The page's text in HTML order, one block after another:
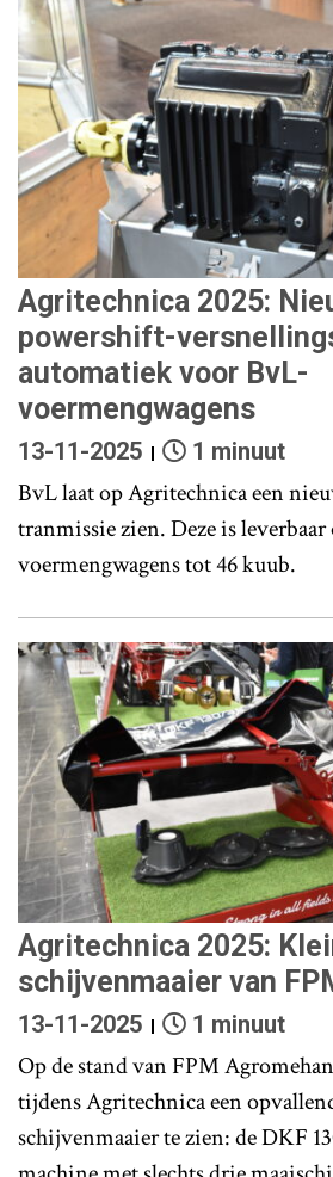
Agritechnica 2025:
powershift-
automatiek voor BvL-
voermengwagens
13-11-2025 1 minuut
BvL laat op Agritechnica een
tranmissie zien. Deze is leverbaar
voermengwagens tot 46 kuub.
Agritechnica 2025:
schijvenmaaier van
13-11-2025 1 minuut
Op de stand van FPM
tijdens Agritechnica een
schijvenmaaier te zien: de DKF